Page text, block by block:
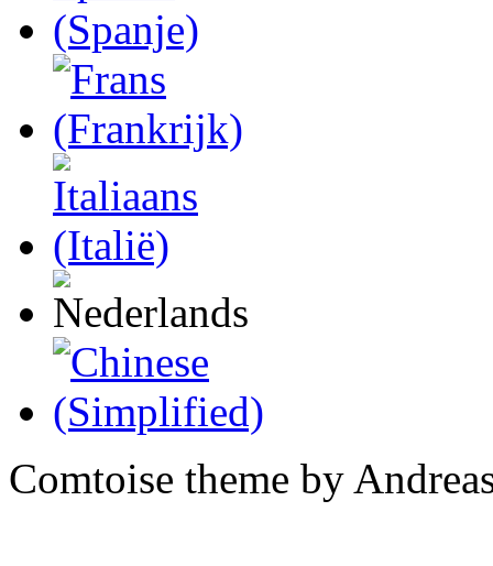
Comtoise theme by